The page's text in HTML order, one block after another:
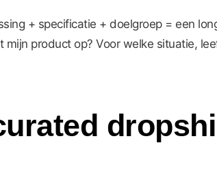
+ specificatie + doelgroep = een
product op? Voor welke situatie,